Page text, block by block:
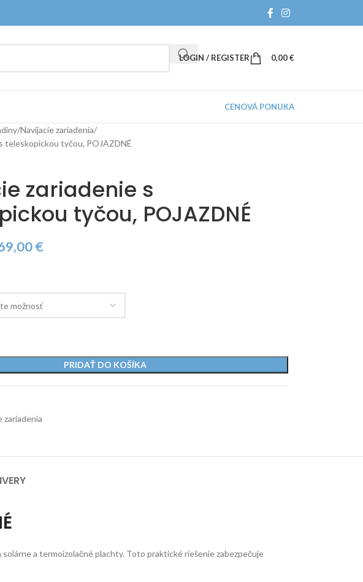
LOGIN / REGISTER 0,00€
CENOVÁ PONUKA
Navíjacie zariadenia
teleskopickou tyčou, POJAZDNÉ
zariadenie s
tyčou, POJAZDNÉ
€
PRIDAŤ DO KOŠÍKA
zariadenia
solárne a termoizolačné plachty. Toto praktické riešenie zabezpečuje